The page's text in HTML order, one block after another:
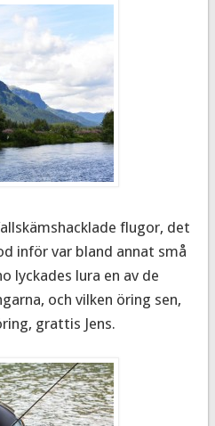
flugor, det
inför var bland annat små
lyckades lura en av de
och vilken öring sen,
grattis Jens.